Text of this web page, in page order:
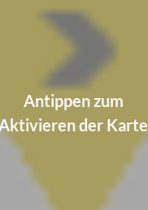
Antippen zum
der Karte